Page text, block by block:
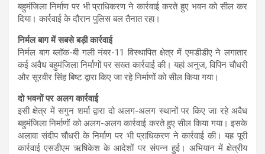
बहुमंजिला निर्माण पर भी प्राधिकरण ने कार्रवाई करते हुए भवन को सील कर
दिया। कार्रवाई के दौरान पुलिस बल तैनात रहा।
निर्मल बाग में सबसे बड़ी कार्रवाई
निर्मल बाग ब्लॉक-बी गली नंबर-11 विस्थापित क्षेत्र में एमडीडीए ने लगातार
कई अवैध बहुमंजिला निर्माणों पर सख्त कार्रवाई की। यहां अनुज, विपिन चौधरी
और सूरवीर सिंह बिष्ट द्वारा किए जा रहे निर्माणों को सील किया गया।
दो भवनों पर अलग कार्रवाई
इसी क्षेत्र में सगुन शर्मा द्वारा दो अलग-अलग स्थानों पर किए जा रहे अवैध
बहुमंजिला निर्माणों को अलग-अलग कार्रवाई करते हुए सील किया गया। इसके
अलावा संदीप चौधरी के निर्माण पर भी प्राधिकरण ने कार्रवाई की। यह पूरी
कार्रवाई एसडीएम ऋषिकेश के आदेशों पर संपन्न हुई। अभियान में क्षेत्रीय